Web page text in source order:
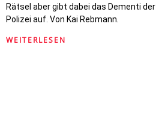
Rätsel aber gibt dabei das Dementi der
Polizei auf. Von Kai Rebmann.
WEITERLESEN